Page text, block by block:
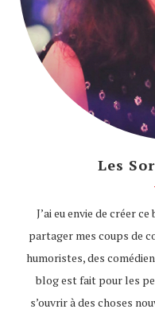
Les
J’ai eu envie de créer
partager mes coups de
humoristes, des
blog est fait pour les
s’ouvrir à des choses